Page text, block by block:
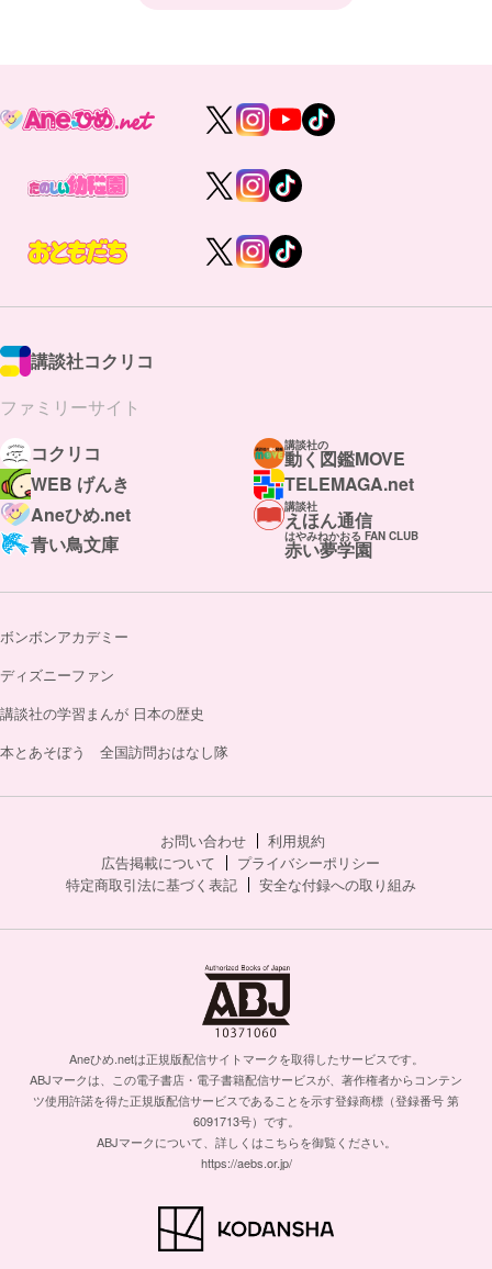
講談社コクリコ
ファミリーサイト
コクリコ
講談社の
動く図鑑MOVE
WEB げんき
TELEMAGA.net
Aneひめ.net
講談社
えほん通信
青い鳥文庫
はやみねかおる FAN CLUB
赤い夢学園
ボンボンアカデミー
ディズニーファン
講談社の学習まんが 日本の歴史
本とあそぼう 全国訪問おはなし隊
お問い合わせ
利用規約
広告掲載について
プライバシーポリシー
特定商取引法に基づく表記
安全な付録への取り組み
Aneひめ.netは正規版配信サイトマークを取得したサービスです。
ABJマークは、この電子書店・電子書籍配信サービスが、著作権者からコンテン
ツ使用許諾を得た正規版配信サービスであることを示す登録商標（登録番号 第
6091713号）です。
ABJマークについて、詳しくはこちらを御覧ください。
https://aebs.or.jp/